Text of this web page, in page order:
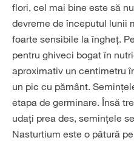
flori, cel mai bine este să
devreme de începutul lunii
foarte sensibile la îngheț.
pentru ghiveci bogat în
aproximativ un centimetru
un pic cu pământ.
etapa de germinare. Însă
udați prea des, semințele
Nasturtium este o pătură